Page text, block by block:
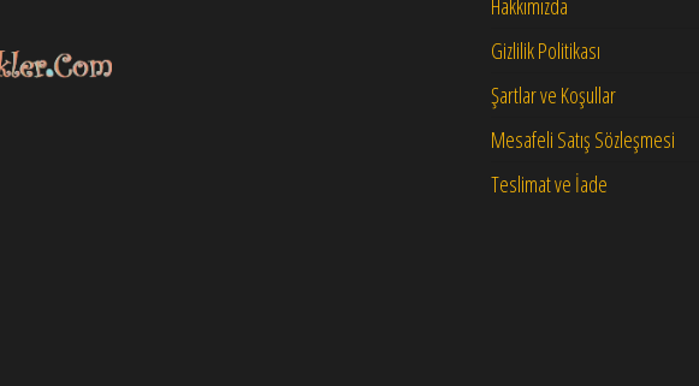
Hakkımızda
Gizlilik Politikası
Şartlar ve Koşullar
Mesafeli Satış Sözleşmesi
Teslimat ve İade